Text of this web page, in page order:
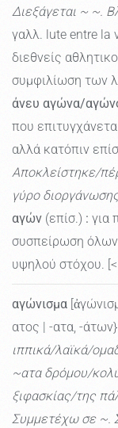
Διεξάγεται ~ ~.
γαλλ. lute entre la
διεθνείς
συμφιλίωση των
άνευ αγώνα/
που
αλλά κατόπιν
Αποκλείστηκε/
γύρο
αγών (επίσ.) : για
συσπείρωση όλων
υψηλού στόχου.
αγώνισμα
ατος | -ατα, -άτων}
ιππικά/λαϊκά/
~ατα δρόμου/
ξιφασκίας/της
Συμμετέχω σε ~.